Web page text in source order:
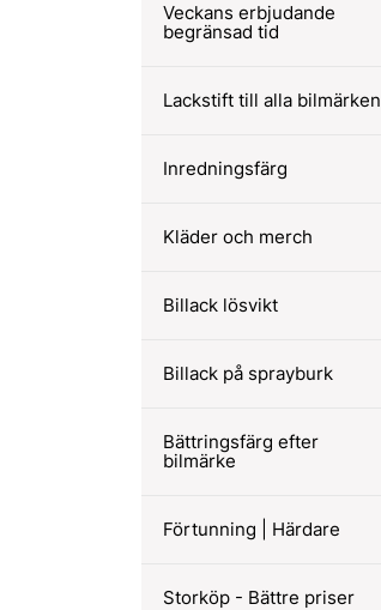
Veckans erbjudande
begränsad tid
Lackstift till alla bilmärken
Inredningsfärg
Kläder och merch
Billack lösvikt
Billack på sprayburk
Bättringsfärg efter
bilmärke
Förtunning | Härdare
Storköp - Bättre priser